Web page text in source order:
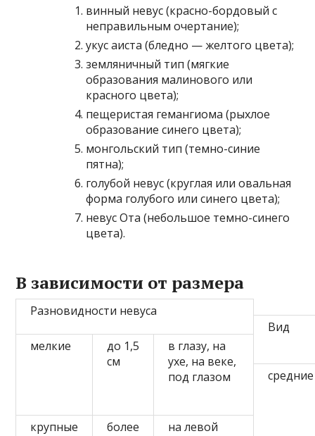
винный невус (красно-бордовый с
неправильным очертание);
укус аиста (бледно — желтого цвета);
земляничный тип (мягкие
образования малинового или
красного цвета);
пещеристая гемангиома (рыхлое
образование синего цвета);
монгольский тип (темно-синие
пятна);
голубой невус (круглая или овальная
форма голубого или синего цвета);
невус Ота (небольшое темно-синего
цвета).
В зависимости от размера
Разновидности невуса
Вид
мелкие
до 1,5
см
в глазу, на
ухе, на веке,
под глазом
средние
крупные
более
на левой